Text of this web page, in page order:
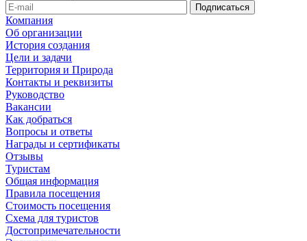
Компания
Об организации
История создания
Цели и задачи
Территория и Природа
Контакты и реквизиты
Руководство
Вакансии
Как добраться
Вопросы и ответы
Награды и сертификаты
Отзывы
Туристам
Общая информация
Правила посещения
Стоимость посещения
Схема для туристов
Достопримечательности